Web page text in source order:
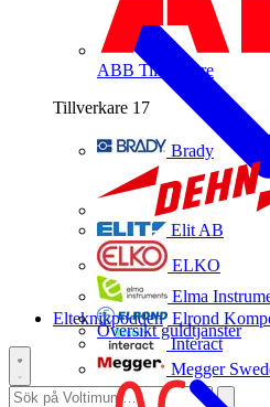
ABB Tillverkare
Tillverkare 17
Brady
Elit AB
ELKO
Elma
Elrond
Interact
Megger
Översikt guldtjänster
Elteknikpodden